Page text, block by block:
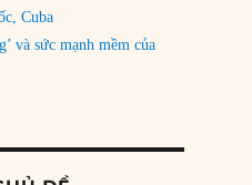
nổi tiếng thế kỷ 18”
Cuba
và sức mạnh mềm của